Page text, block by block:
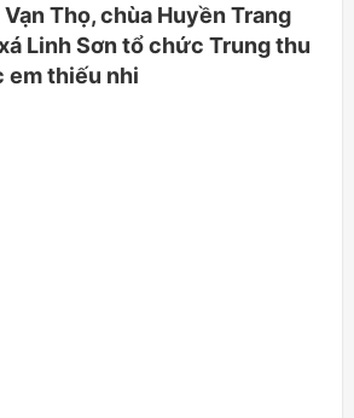
Thọ, chùa Huyền Trang
Linh Sơn tổ chức Trung thu
em thiếu nhi